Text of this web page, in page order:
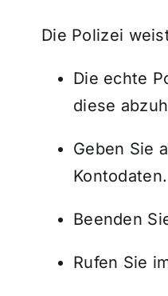
Die Polizei
Die echte
diese
Geben Sie
Kontodaten.
Beenden
Rufen Sie